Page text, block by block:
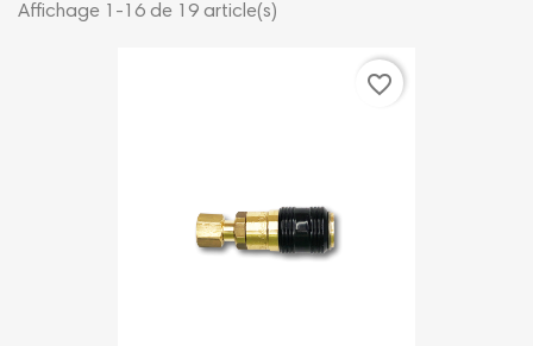
Affichage 1-16 de 19 article(s)
favorite_border